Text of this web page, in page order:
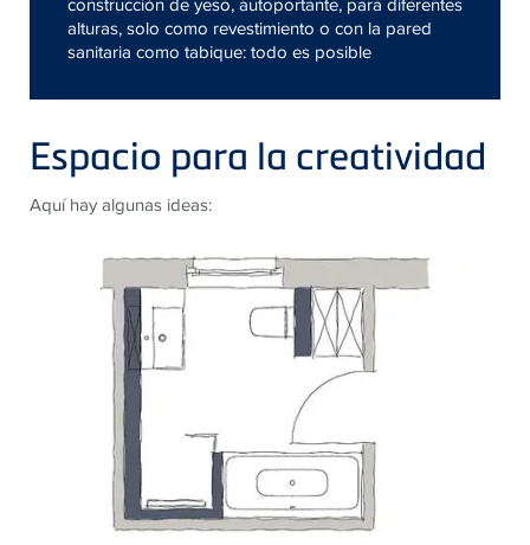
alturas, solo como revestimiento o con la pared
sanitaria como tabique: todo es posible
Espacio para la creatividad
Aquí hay algunas ideas: